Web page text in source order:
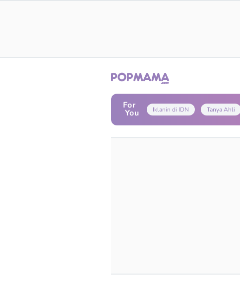
For
You Iklanin di IDN Tanya Ahli